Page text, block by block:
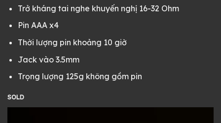
Trở kháng tai nghe khuyến nghị 16-32 Ohm
Pin AAA x4
Thời lượng pin khoảng 10 giờ
Jack vào 3.5mm
Trọng lượng 125g không gồm pin
SOLD